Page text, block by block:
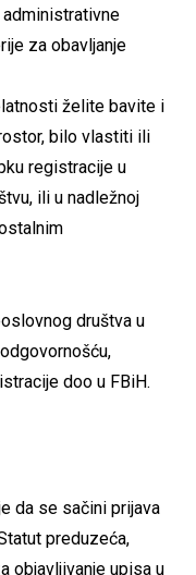
za obavljanje
želite bavite i
bilo vlastiti ili
registracije u
ili u nadležnoj
društva u
doo u FBiH.
da se sačini prijava
preduzeća,
objavljivanje upisa u